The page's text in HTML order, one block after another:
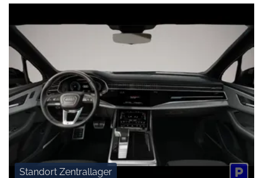
Standort Zentrallager